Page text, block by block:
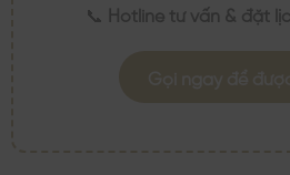
📞 Hotline tư vấn & đặt